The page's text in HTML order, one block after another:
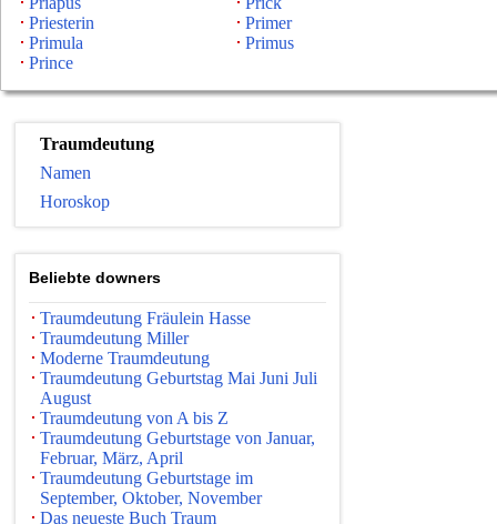
Priesterin
Primer
Primula
Primus
Prince
Traumdeutung
Namen
Horoskop
Beliebte downers
Traumdeutung Fräulein Hasse
Traumdeutung Miller
Moderne Traumdeutung
Traumdeutung Geburtstag Mai Juni Juli
August
Traumdeutung von A bis Z
Traumdeutung Geburtstage von Januar,
Februar, März, April
Traumdeutung Geburtstage im
September, Oktober, November
Das neueste Buch Traum